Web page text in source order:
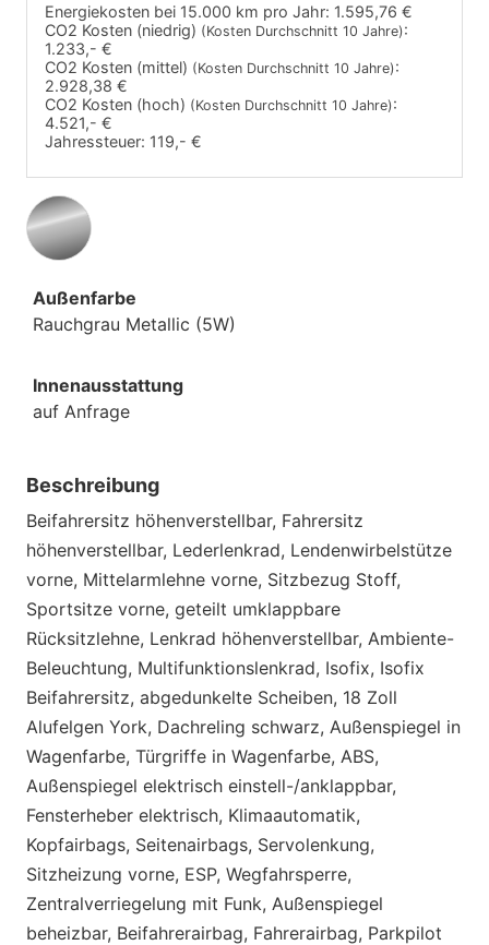
Energiekosten bei 15.000 km pro Jahr: 1.595,76 €
CO2 Kosten (niedrig) (Kosten Durchschnitt 10 Jahre):
1.233,- €
CO2 Kosten (mittel) (Kosten Durchschnitt 10 Jahre):
2.928,38 €
CO2 Kosten (hoch) (Kosten Durchschnitt 10 Jahre):
4.521,- €
Jahressteuer: 119,- €
Außenfarbe
Rauchgrau Metallic (5W)
Innenausstattung
auf Anfrage
Beschreibung
Beifahrersitz höhenverstellbar, Fahrersitz
höhenverstellbar, Lederlenkrad, Lendenwirbelstütze
vorne, Mittelarmlehne vorne, Sitzbezug Stoff,
Sportsitze vorne, geteilt umklappbare
Rücksitzlehne, Lenkrad höhenverstellbar, Ambiente-
Beleuchtung, Multifunktionslenkrad, Isofix, Isofix
Beifahrersitz, abgedunkelte Scheiben, 18 Zoll
Alufelgen York, Dachreling schwarz, Außenspiegel in
Wagenfarbe, Türgriffe in Wagenfarbe, ABS,
Außenspiegel elektrisch einstell-/anklappbar,
Fensterheber elektrisch, Klimaautomatik,
Kopfairbags, Seitenairbags, Servolenkung,
Sitzheizung vorne, ESP, Wegfahrsperre,
Zentralverriegelung mit Funk, Außenspiegel
beheizbar, Beifahrerairbag, Fahrerairbag, Parkpilot